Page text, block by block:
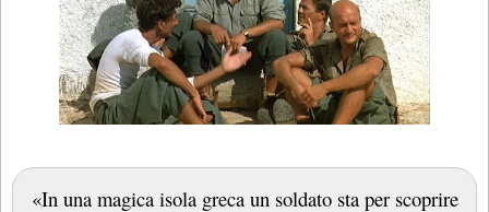
«In una magica isola greca un soldato sta per scoprire